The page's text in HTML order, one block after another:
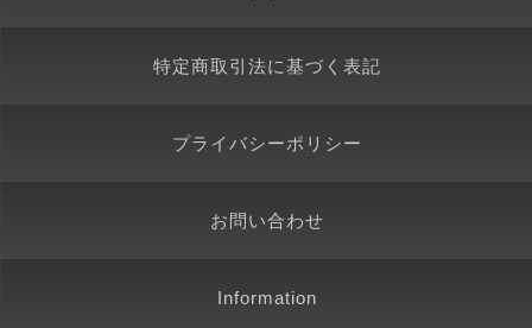
特定商取引法に基づく表記
プライバシーポリシー
お問い合わせ
Information